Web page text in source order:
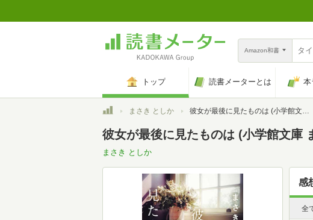
Amazon和書
トップ 読書メーターとは 本
トップまさき としか 彼女が最後に見たものは (小学館文庫 ま 23-2)
彼女が最後に見たものは (小学館文庫
まさき としか
感
全